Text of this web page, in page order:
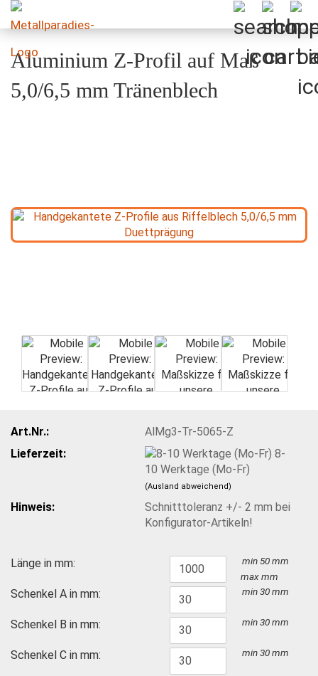
Aluminium Z-Profil auf Maß
5,0/6,5 mm Tränenblech
Art.Nr.:
AlMg3-Tr-5065-Z
Lieferzeit:
8-
10 Werktage (Mo-Fr)
(Ausland abweichend)
Hinweis:
Schnitttoleranz +/- 2 mm bei
Konfigurator-Artikeln!
Länge in mm:
min 50 mm
maxmm
Schenkel A in mm: min 30 mm
Schenkel B in mm: min 30 mm
Schenkel C in mm: min 30 mm